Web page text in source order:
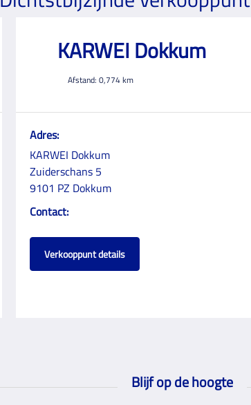
KARWEI Dokkum
Afstand: 0,774km
Adres:
KARWEI Dokkum
Zuiderschans 5
9101 PZ Dokkum
Contact:
Verkooppunt details
Blijf op de hoogte